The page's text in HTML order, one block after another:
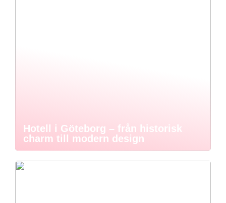
Hotell i Göteborg – från historisk
charm till modern design